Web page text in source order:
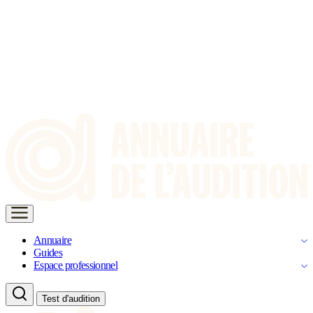
Annuaire
Guides
Espace professionnel
Test d'audition